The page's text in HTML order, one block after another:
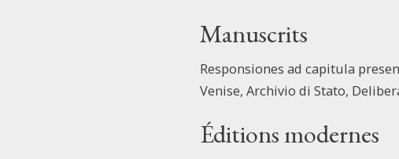
Manuscrits
Responsiones ad capitula
Venise, Archivio di Stato,
Éditions modernes